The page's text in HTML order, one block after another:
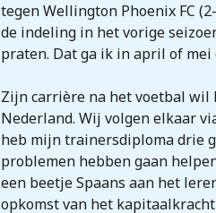
tegen Wellington Phoenix FC
de indeling in het vorige
praten. Dat ga ik in april of mei
Zijn carrière na het voetbal wil
Nederland. Wij volgen elkaar
heb mijn trainersdiploma drie
problemen hebben gaan
een beetje Spaans aan het
opkomst van het